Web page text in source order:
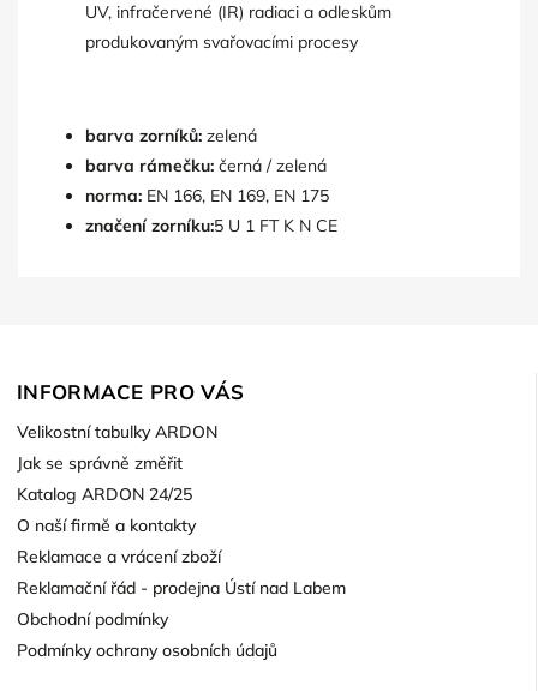
UV, infračervené (IR) radiaci a odleskům
produkovaným svařovacími procesy
barva zorníků: zelená
barva rámečku: černá / zelená
norma: EN 166, EN 169, EN 175
značení zorníku:5 U 1 FT K N CE
INFORMACE PRO VÁS
Velikostní tabulky ARDON
Jak se správně změřit
Katalog ARDON 24/25
O naší firmě a kontakty
Reklamace a vrácení zboží
Reklamační řád - prodejna Ústí nad Labem
Obchodní podmínky
Podmínky ochrany osobních údajů